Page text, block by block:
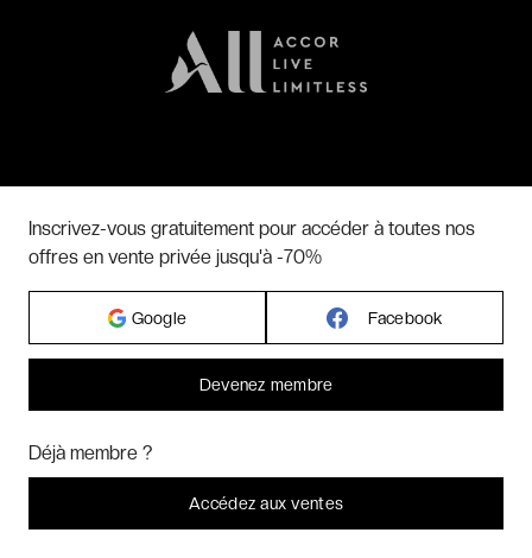
SUIVEZ-NOUS SUR
Inscrivez-vous gratuitement pour accéder à toutes nos
offres en vente privée jusqu'à -70%
Google Facebook
Devenez membre
Déjà membre ?
Accédez aux ventes
Marketing? Vous pouvez toujours modifier ou retirer votre
Je refuse C'est bon.